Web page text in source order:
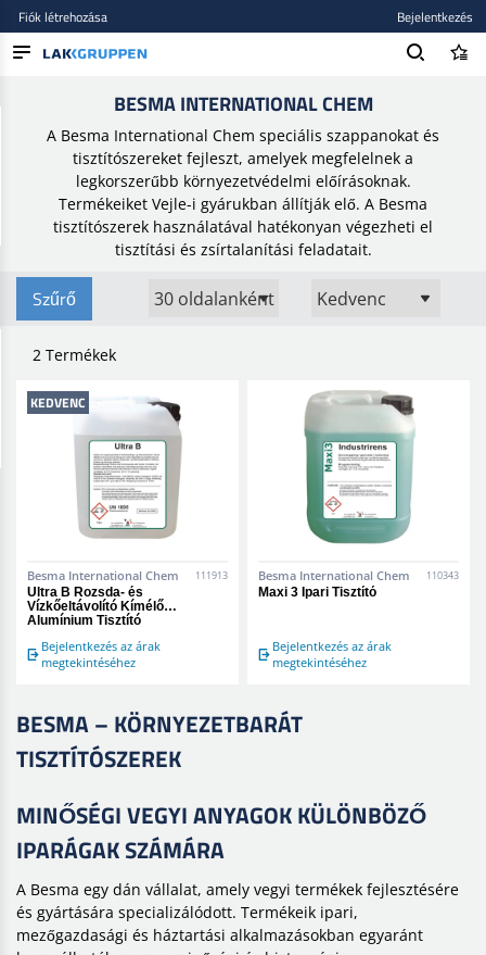
MÁRKÁK
Fiók létrehozása Bejelentkezés
BESMA INTERNATIONAL CHEM
A Besma International Chem speciális szappanokat és
tisztítószereket fejleszt, amelyek megfelelnek a
legkorszerűbb környezetvédelmi előírásoknak.
Termékeiket Vejle-i gyárukban állítják elő. A Besma
tisztítószerek használatával hatékonyan végezheti el
tisztítási és zsírtalanítási feladatait.
Szűrő
2 Termékek
KEDVENC
Besma International Chem 111913
Ultra B Rozsda- és
Vízkőeltávolító Kímélő
Alumínium Tisztító
Bejelentkezés az árak
megtekintéséhez
Besma International Chem 110343
Maxi 3 Ipari Tisztító
Bejelentkezés az árak
megtekintéséhez
BESMA – KÖRNYEZETBARÁT
TISZTÍTÓSZEREK
MINŐSÉGI VEGYI ANYAGOK KÜLÖNBÖZŐ
IPARÁGAK SZÁMÁRA
A Besma egy dán vállalat, amely vegyi termékek fejlesztésére
és gyártására specializálódott. Termékeik ipari,
mezőgazdasági és háztartási alkalmazásokban egyaránt